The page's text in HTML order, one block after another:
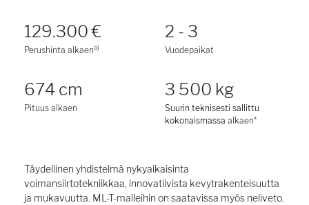
129.300 €
Perushinta alkaena)
2 - 3
Vuodepaikat
674 cm
Pituus alkaen
3 500 kg
Suurin teknisesti sallittu
kokonaismassa alkaen*
Täydellinen yhdistelmä nykyaikaisinta
voimansiirtotekniikkaa, innovatiivista kevytrakenteisuutta
ja mukavuutta. ML-T-malleihin on saatavissa myös neliveto.